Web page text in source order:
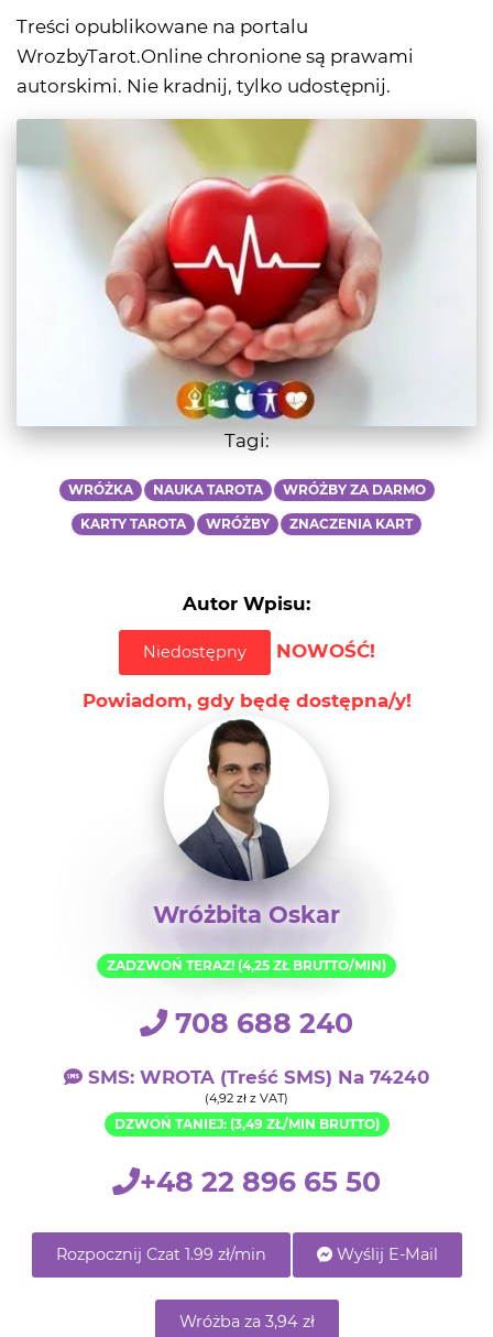
Treści opublikowane na portalu
WrozbyTarot.Online chronione są prawami
autorskimi. Nie kradnij, tylko udostępnij.
Tagi:
WRÓŻKA NAUKA TAROTA WRÓŻBY ZA DARMO
KARTY TAROTA WRÓŻBY ZNACZENIA KART
Autor Wpisu:
Niedostępny NOWOŚĆ!
Powiadom, gdy będę dostępna/y!
Wróżbita Oskar
ZADZWOŃ TERAZ! (4,25 ZŁ BRUTTO/MIN)
708 688 240
SMS: WROTA (treść SMS) Na 74240
(4,92 zł z VAT)
DZWOŃ TANIEJ: (3,49 ZŁ/MIN BRUTTO)
+48 22 896 65 50
Rozpocznij Czat 1.99 zł/min Wyślij E-Mail
Wróżba za 3,94 zł